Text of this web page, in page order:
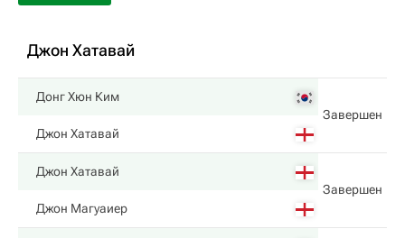
Джон Хатавай
Донг Хюн Ким
Завершен
Джон Хатавай
Джон Хатавай
Завершен
Джон Магуаиер